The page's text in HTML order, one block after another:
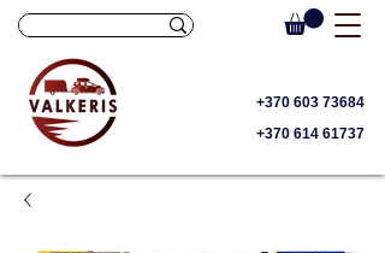
+370 603 73684
+370 614 61737